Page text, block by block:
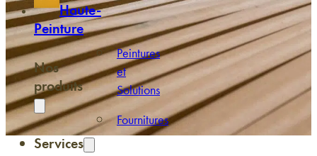
Haute-
Peinture
Nos
produits
Peintures
et
Solutions
Fournitures
Services